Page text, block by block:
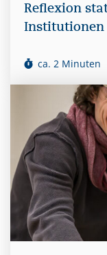
Reflexion
Institutionen
ca. 2 Minuten